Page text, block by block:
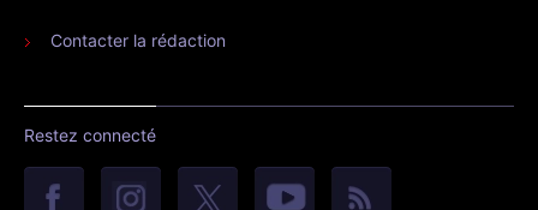
Contacter la rédaction
Restez connecté